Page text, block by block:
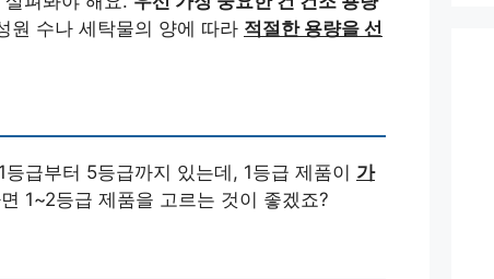
원 수나 세탁물의 양에 따라 적절한 용량을 선
급부터 5등급까지 있는데, 1등급 제품이 가
1~2등급 제품을 고르는 것이 좋겠죠?